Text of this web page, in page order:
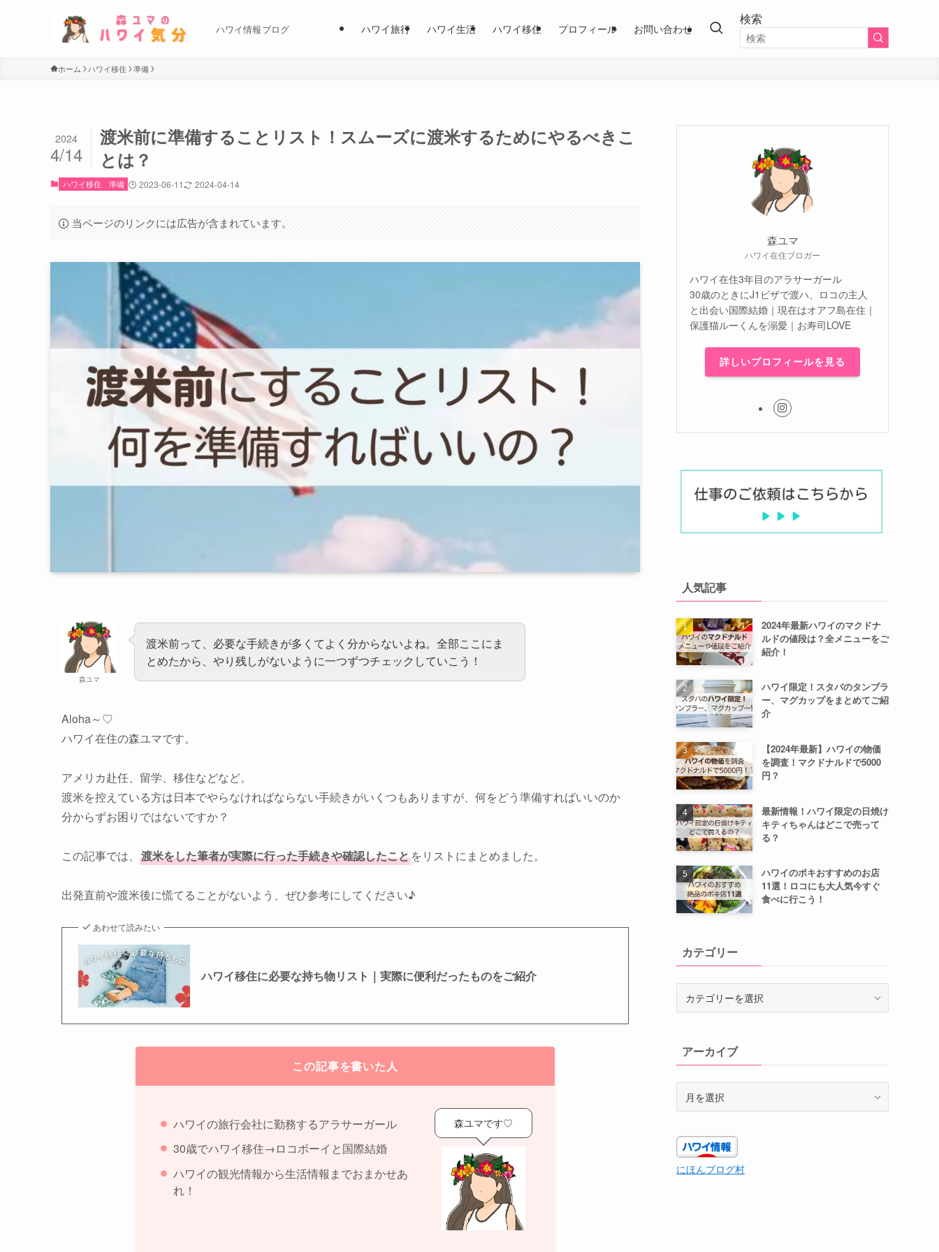
ハワイ情報ブログ ハワイ旅行 ハワイ生活 ハワイ移住 プロフィール お問い合わせ
検索
ホーム ハワイ移住 準備
渡米前に準備することリスト！スムーズに渡米するためにやるべきこ
とは？
2024
4/14
ハワイ移住 準備 2023-06-11 2024-04-14
当ページのリンクには広告が含まれています。
森ユマ
渡米前って、必要な手続きが多くてよく分からないよね。全部ここにま
とめたから、やり残しがないように一つずつチェックしていこう！
Aloha～♡
ハワイ在住の森ユマです。
アメリカ赴任、留学、移住などなど。
渡米を控えている方は日本でやらなければならない手続きがいくつもありますが、何をどう準備すればいいのか
分からずお困りではないですか？
この記事では、 渡米をした筆者が実際に行った手続きや確認したことをリストにまとめました。
出発直前や渡米後に慌てることがないよう、ぜひ参考にしてください♪
あわせて読みたい
ハワイ移住に必要な持ち物リスト｜実際に便利だったものをご紹介
この記事を書いた人
ハワイの旅行会社に勤務するアラサーガール
30歳でハワイ移住→ロコボーイと国際結婚
ハワイの観光情報から生活情報までおまかせあ
れ！
森ユマです♡
森ユマ
ハワイ在住ブロガー
ハワイ在住3年目のアラサーガール
30歳のときにJ1ビザで渡ハ、ロコの主人
と出会い国際結婚｜現在はオアフ島在住｜
保護猫ルーくんを溺愛｜お寿司LOVE
詳しいプロフィールを見る
人気記事
2024年最新ハワイのマクドナ
ルドの値段は？全メニューをご
紹介！
ハワイ限定！スタバのタンブラ
ー、マグカップをまとめてご紹
介
【2024年最新】ハワイの物価
を調査！マクドナルドで5000
円？
最新情報！ハワイ限定の日焼け
キティちゃんはどこで売って
る？
ハワイのポキおすすめのお店
11選！ロコにも大人気今すぐ
食べに行こう！
カテゴリー
ーアーカイブ
イ
ブ
にほんブログ村